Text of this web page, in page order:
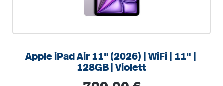
Apple iPad Air 11" (2026) | WiFi | 11" |
128GB | Violett
Regulärer Preis: